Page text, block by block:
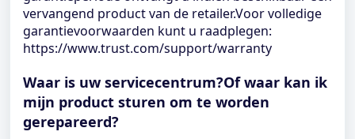
vervangend product van de retailer.Voor volledige
garantievoorwaarden kunt u raadplegen:
https://www.trust.com/support/warranty
Waar is uw servicecentrum?Of waar kan ik
mijn product sturen om te worden
gerepareerd?